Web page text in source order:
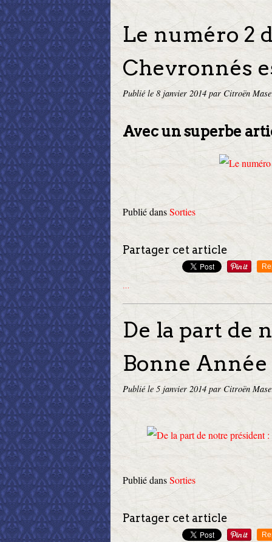
Le numéro 2
Chevronnés
Publié le 8 janvier 2014 par Citroën
Avec un superbe
Publié dansSorties
Partager cet article
…
De la part de
Bonne Année
Publié le 5 janvier 2014 par Citroën
Publié dansSorties
Partager cet article